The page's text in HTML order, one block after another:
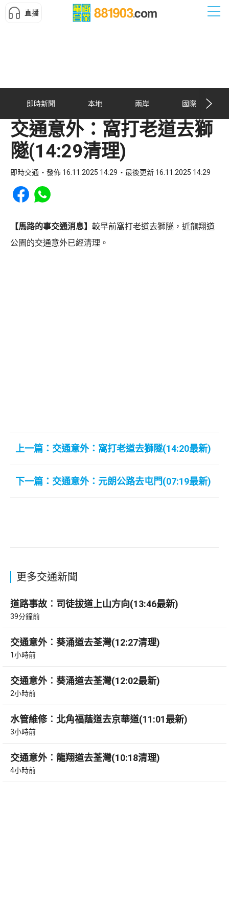
直播
即時新聞 本地 兩岸 國際
交通意外：窩打老道去獅
隧(14:29清理)
即時交通 發佈 16.11.2025 14:29 最後更新 16.11.2025 14:29
Share to Facebook
Share to WhatsApp
【馬路的事交通消息】 較早前窩打老道去獅隧，近龍翔道
公園的交通意外已經清理。
上一篇：交通意外：窩打老道去獅隧(14:20最新)
下一篇：交通意外：元朗公路去屯門(07:19最新)
更多交通新聞
道路事故︰司徒拔道上山方向(13:46最新)
39分鐘前
交通意外︰葵涌道去荃灣(12:27清理)
1小時前
交通意外︰葵涌道去荃灣(12:02最新)
2小時前
水管維修︰北角福蔭道去京華道(11:01最新)
3小時前
交通意外︰龍翔道去荃灣(10:18清理)
4小時前